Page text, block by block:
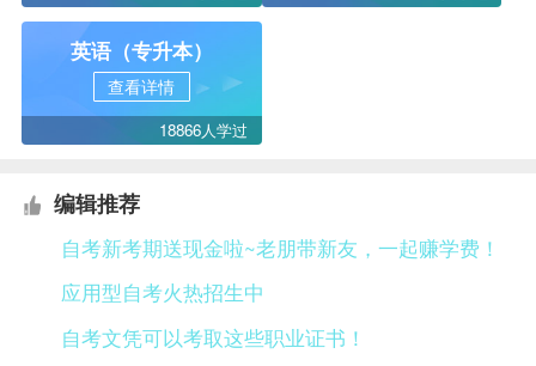
英语（专升本）
查看详情
18866人学过
编辑推荐
自考新考期送现金啦~老朋带新友，一起赚学费！
应用型自考火热招生中
自考文凭可以考取这些职业证书！